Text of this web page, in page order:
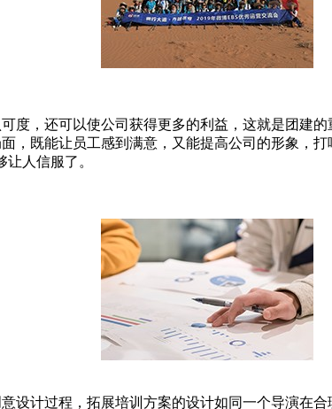
度，还可以使公司获得更多的利益，这就是团建
，既能让员工感到满意，又能提高公司的形象，
人信服了。
设计过程，拓展培训方案的设计如同一个导演在